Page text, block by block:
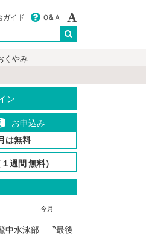
ガイド Ｑ&Ａ
くやみ
ン
お申込み
は無料
週間 無料）
今月
中水泳部 〝最後